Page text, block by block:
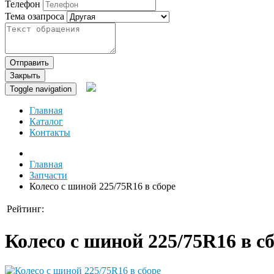
Телефон
Тема озапроса
Отправить
Закрыть
Toggle navigation
Главная
Каталог
Контакты
Главная
Запчасти
Колесо с шиной 225/75R16 в сборе
Рейтинг:
Колесо с шиной 225/75R16 в